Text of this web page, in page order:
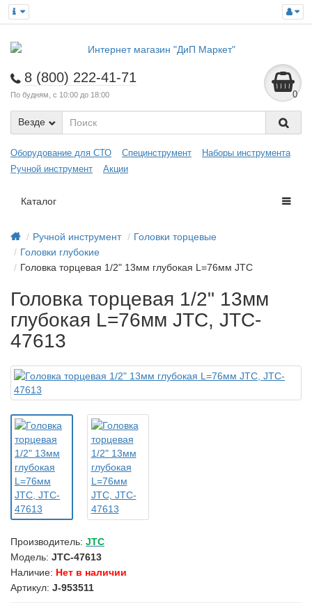
8 (800) 222-41-71
По будням, с 10:00 до 18:00 0
Везде
Оборудование для СТО Специнструмент
Наборы инструмента
Ручной инструмент
Акции
Каталог
Ручной инструмент
Головки торцевые
Головки глубокие
Головка торцевая 1/2" 13мм глубокая L=76мм JTC
Головка торцевая 1/2" 13мм
глубокая L=76мм JTC, JTC-
47613
Производитель: JTC
Модель: JTC-47613
Наличие: Нет в наличии
Артикул: J-953511